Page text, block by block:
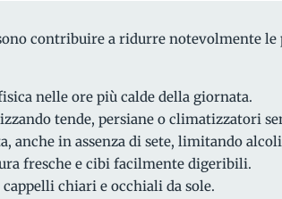
contribuire a ridurre notevolmente le
nelle ore più calde della giornata.
tende, persiane o climatizzatori
anche in assenza di sete, limitando
fresche e cibi facilmente digeribili.
chiari e occhiali da sole.